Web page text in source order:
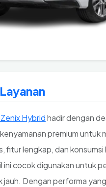
Hybridhadir dengan
premium untuk
fitur lengkap, dan
ini cocok digunakan untuk
jauh. Dengan performa